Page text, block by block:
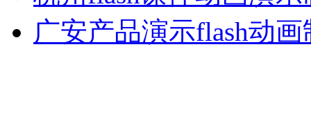
广安产品演示flash动